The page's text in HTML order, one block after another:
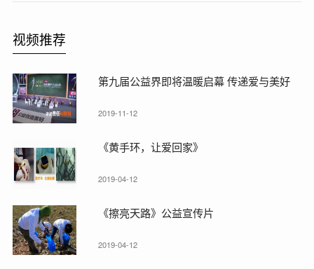
视频推荐
第九届公益界即将温暖启幕 传递爱与美好
2019-11-12
《黄手环，让爱回家》
2019-04-12
《擦亮天路》公益宣传片
2019-04-12